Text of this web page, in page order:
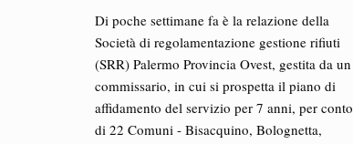
Di poche settimane fa è la relazione della
Società di regolamentazione gestione rifiuti
(SRR) Palermo Provincia Ovest, gestita da un
commissario, in cui si prospetta il piano di
affidamento del servizio per 7 anni, per conto
di 22 Comuni - Bisacquino, Bolognetta,